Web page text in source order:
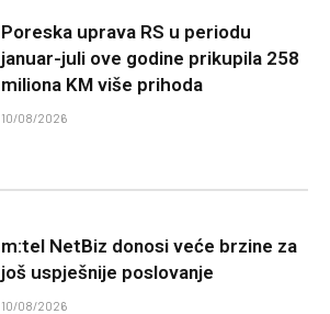
Poreska uprava RS u periodu
januar-juli ove godine prikupila 258
miliona KM više prihoda
10/08/2026
m:tel NetBiz donosi veće brzine za
još uspješnije poslovanje
10/08/2026